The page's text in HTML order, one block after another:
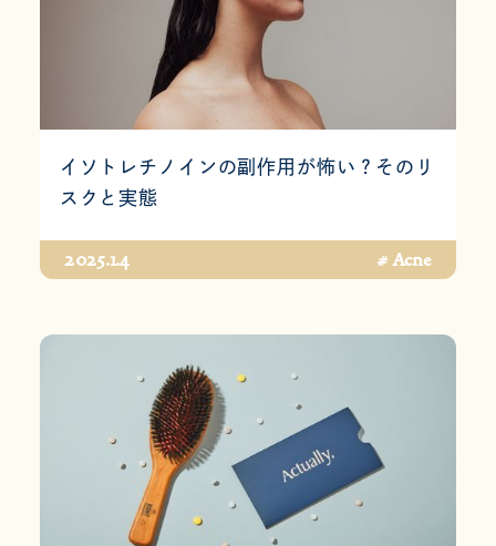
イソトレチノインの副作用が怖い？そのリ
スクと実態
2025.1.4 # Acne